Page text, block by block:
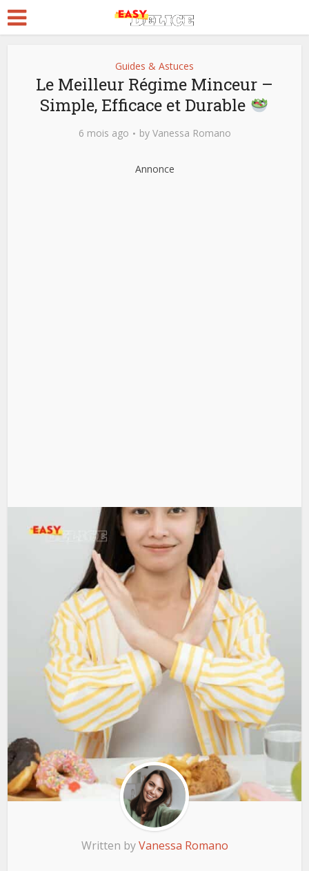
Guides & Astuces
Le Meilleur Régime Minceur –
Simple, Efficace et Durable
6 mois ago by Vanessa Romano
Annonce
Written byVanessa Romano